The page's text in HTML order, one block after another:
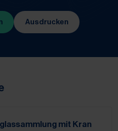
Tab) Ausdrucken
mit Kran